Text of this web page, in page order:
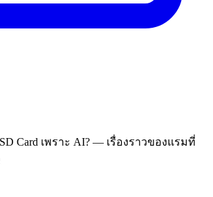
Card เพราะ AI? — เรื่องราวของแรมที่